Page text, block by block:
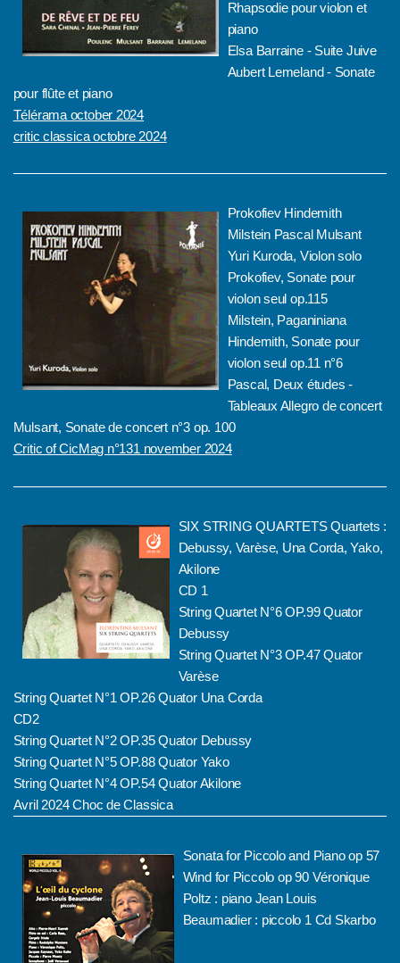
Rhapsodie pour violon et
piano
Elsa Barraine - Suite Juive
Aubert Lemeland - Sonate
pour flûte et piano
Télérama october 2024
critic classica octobre 2024
Prokofiev Hindemith
Milstein Pascal Mulsant
Yuri Kuroda, Violon solo
Prokofiev, Sonate pour
violon seul op.115
Milstein, Paganiniana
Hindemith, Sonate pour
violon seul op.11 n°6
Pascal, Deux études -
Tableaux Allegro de concert
Mulsant, Sonate de concert n°3 op. 100
Critic of CicMag n°131 november 2024
SIX STRING QUARTETS Quartets :
Debussy, Varèse, Una Corda, Yako,
Akilone
CD 1
String Quartet N°6 OP.99 Quator
Debussy
String Quartet N°3 OP.47 Quator
Varèse
String Quartet N°1 OP.26 Quator Una Corda
CD2
String Quartet N°2 OP.35 Quator Debussy
String Quartet N°5 OP.88 Quator Yako
String Quartet N°4 OP.54 Quator Akilone
Avril 2024 Choc de Classica
Sonata for Piccolo and Piano op 57
Wind for Piccolo op 90 Véronique
Poltz : piano Jean Louis
Beaumadier : piccolo 1 Cd Skarbo